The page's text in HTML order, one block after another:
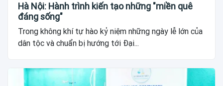
Hà Nội: Hành trình kiến tạo những "miền quê
đáng sống"
Trong không khí tự hào kỷ niệm những ngày lễ lớn của
dân tộc và chuẩn bị hướng tới Đại...